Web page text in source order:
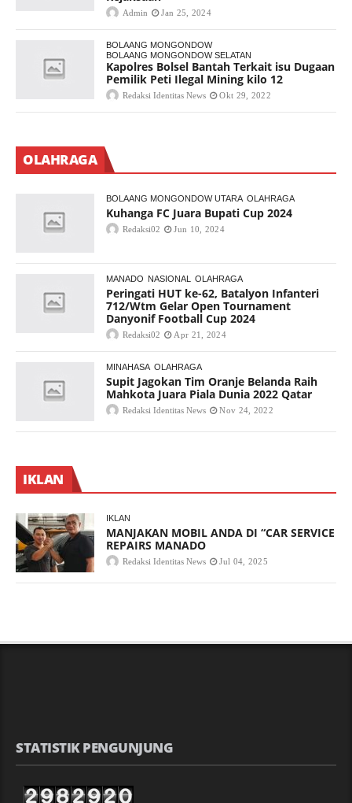
Admin Jan 25, 2024
BOLAANG MONGONDOW
BOLAANG MONGONDOW SELATAN
Kapolres Bolsel Bantah Terkait isu Dugaan
Pemilik Peti Ilegal Mining kilo 12
Redaksi Identitas News Okt 29, 2022
OLAHRAGA
BOLAANG MONGONDOW UTARA OLAHRAGA
Kuhanga FC Juara Bupati Cup 2024
Redaksi02 Jun 10, 2024
MANADO NASIONAL OLAHRAGA
Peringati HUT ke-62, Batalyon Infanteri
712/Wtm Gelar Open Tournament
Danyonif Football Cup 2024
Redaksi02 Apr 21, 2024
MINAHASA OLAHRAGA
Supit Jagokan Tim Oranje Belanda Raih
Mahkota Juara Piala Dunia 2022 Qatar
Redaksi Identitas News Nov 24, 2022
IKLAN
IKLAN
MANJAKAN MOBIL ANDA DI “CAR SERVICE
REPAIRS MANADO
Redaksi Identitas News Jul 04, 2025
STATISTIK PENGUNJUNG